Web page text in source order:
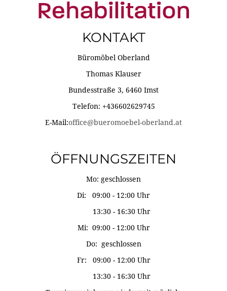
KONTAKT
Büromöbel Oberland
Thomas Klauser
Bundesstraße 3, 6460 Imst
Telefon: +436602629745
E-Mail:office@bueromoebel-oberland.at
ÖFFNUNGSZEITEN
Mo: geschlossen
Di: 09:00 - 12:00 Uhr
13:30 - 16:30 Uhr
Mi: 09:00 - 12:00 Uhr
Do: geschlossen
Fr: 09:00 - 12:00 Uhr
13:30 - 16:30 Uhr